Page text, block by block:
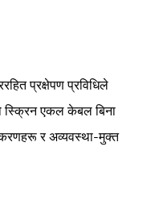
प्रक्षेपण प्रविधिले
स्क्रिन एकल केबल बिना
र अव्यवस्था-मुक्त